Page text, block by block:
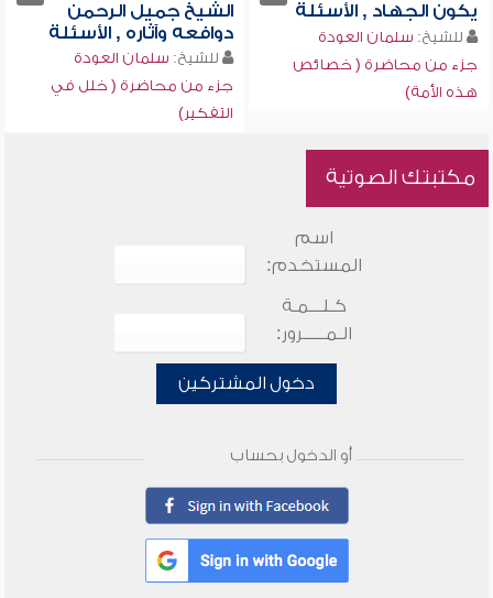
يكون الجهاد , الأسئلة
للشيخ: سلمان العودة
جزء من محاضرة ( خصائص
هذه الأمة)
الشيخ جميل الرحمن
دوافعه وآثاره , الأسئلة
للشيخ: سلمان العودة
جزء من محاضرة ( خلل في
التفكير)
مكتبتك الصوتية
اسم
المستخدم:
كـلـــمـة
الـمـــــرور:
دخول المشتركين
أو الدخول بحساب